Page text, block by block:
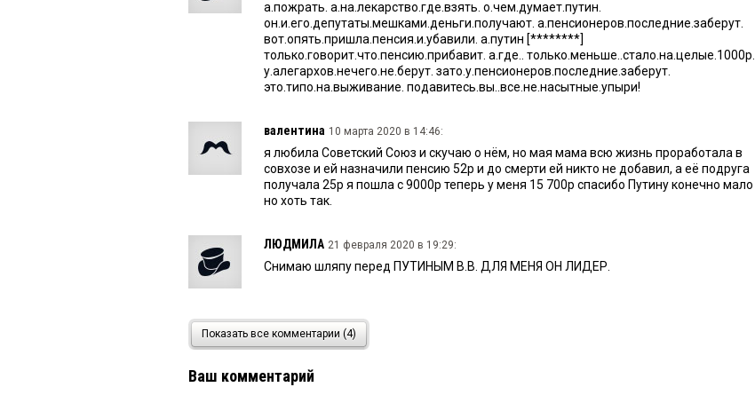
а.пожрать. а.на.лекарство.где.взять. о.чем.думает.путин.
он.и.его.депутаты.мешками.деньги.получают. а.пенсионеров.последние.заберут.
вот.опять.пришла.пенсия.и.убавили. а.путин [********]
только.говорит.что.пенсию.прибавит. а.где.. только.меньше..стало.на.целые.1000р.
у.алегархов.нечего.не.берут. зато.у.пенсионеров.последние.заберут.
это.типо.на.выживание. подавитесь.вы..все.не.насытные.упыри!
валентина 10 марта 2020 в 14:46:
я любила Советский Союз и скучаю о нём, но мая мама всю жизнь проработала в
совхозе и ей назначили пенсию 52р и до смерти ей никто не добавил, а её подруга
получала 25р я пошла с 9000р теперь у меня 15 700р спасибо Путину конечно мало
но хоть так.
ЛЮДМИЛА 21 февраля 2020 в 19:29:
Снимаю шляпу перед ПУТИНЫМ В.В. ДЛЯ МЕНЯ ОН ЛИДЕР.
Лев 21 февраля 2020 в 00:30:
Полагаю, Президенту следует отвечать именно и строго на поставленный вопрос. А
вот ЖУРНАЛИСТАМ — им стоит разбираться, кто этот вопрос задал, каков у
вопрошателя трудовой стаж, сколько за трудовую жизнь им было выплачено в
Показать все комментарии (4)
Ваш комментарий